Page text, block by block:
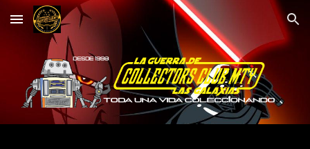
Skip to main content Skip to navigation